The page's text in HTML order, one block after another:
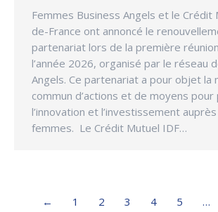
Femmes Business Angels et le Crédit
de-France ont annoncé le
partenariat lors de la première
l’année 2026, organisé par le réseau
Angels. Ce partenariat a pour objet la
commun d’actions et de moyens
l’innovation et l’investissement
femmes. Le Crédit Mutuel IDF…
← 1 2 3 4 5 …